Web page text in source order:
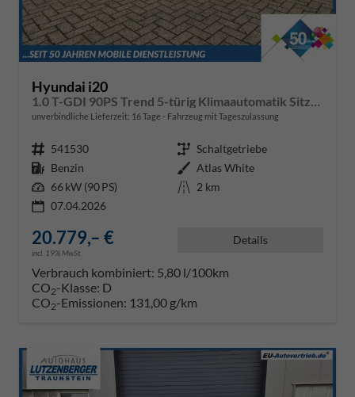
Hyundai i20
unverbindliche Lieferzeit: 16 Tage Fahrzeug mit Tageszulassung
Fahrzeugnr. 541530 Getriebe Schaltgetriebe
Kraftstoff Benzin Außenfarbe Atlas White
Leistung 66 kW (90 PS) Kilometerstand 2 km
07.04.2026
20.779,– €
incl. 19% MwSt.
Details
Verbrauch kombiniert: 5,80 l/100km
CO2-Klasse: D
CO2-Emissionen: 131,00 g/km